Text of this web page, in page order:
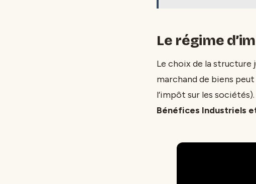
Le régime
Le choix de la structure
marchand de biens
l’impôt sur les
Bénéfices Industriels